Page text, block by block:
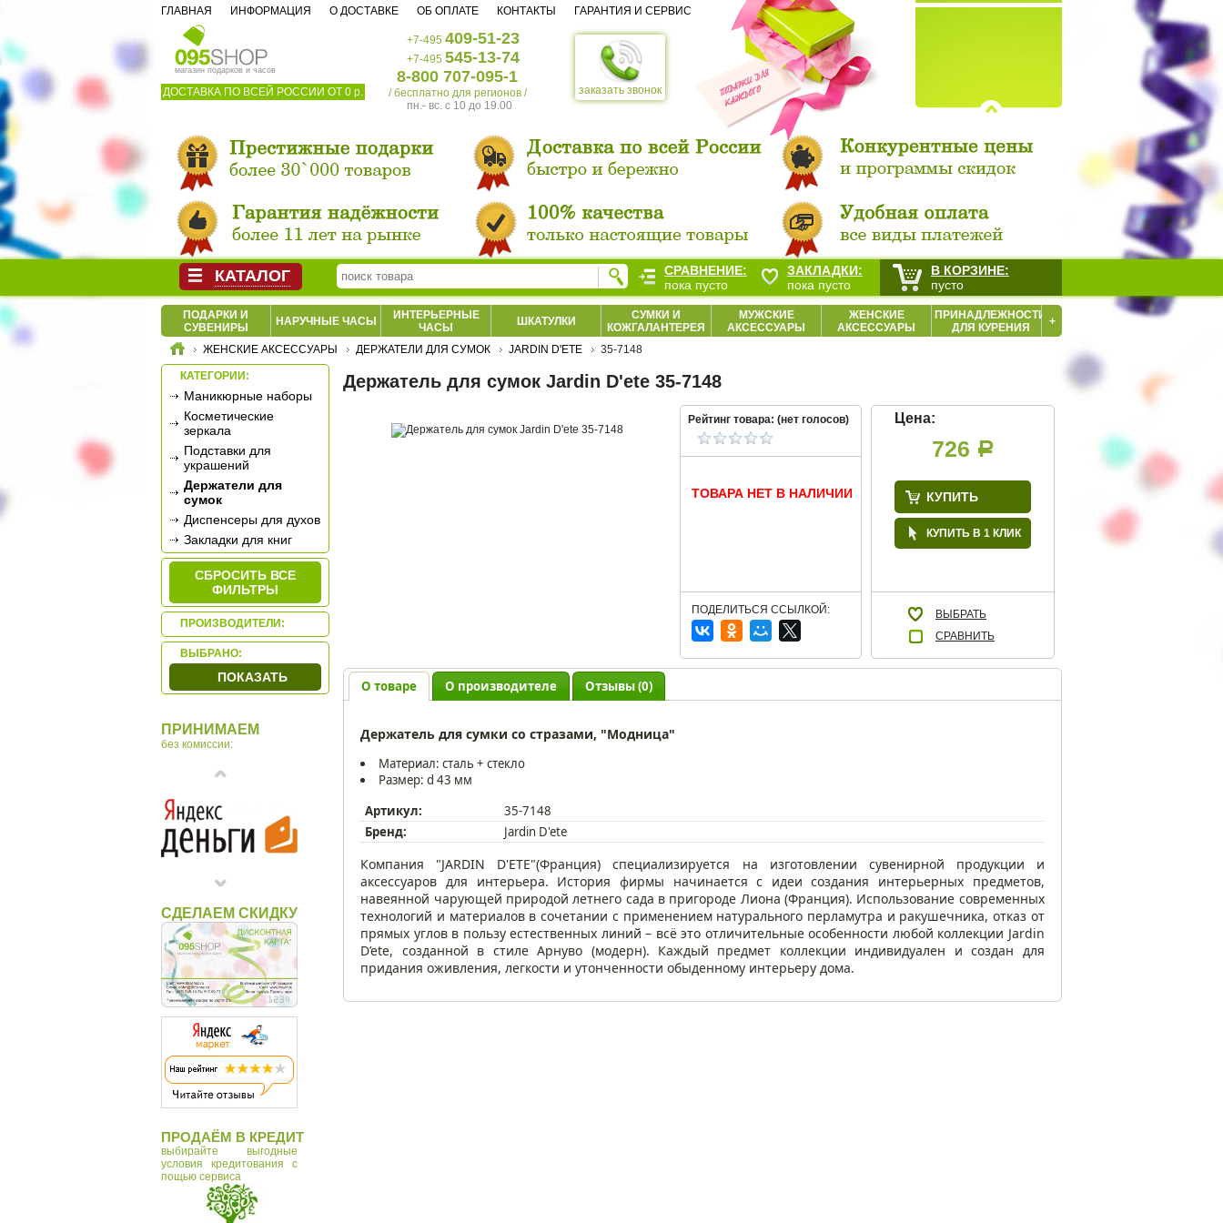
магазин подарков и часов
ДОСТАВКА ПО ВСЕЙ РОССИИ ОТ 0 р. заказать звонок
+7-495 409-51-23
+7-495 545-13-74
8-800 707-095-1
/ бесплатно для регионов /
пн.- вс. c 10 до 19.00
ГЛАВНАЯ ИНФОРМАЦИЯ О ДОСТАВКЕ ОБ ОПЛАТЕ КОНТАКТЫ ГАРАНТИЯ И СЕРВИС
ПОДАРКИ И
СУВЕНИРЫ
НАРУЧНЫЕ ЧАСЫ
ИНТЕРЬЕРНЫЕ
ЧАСЫ
ШКАТУЛКИ
СУМКИ И
КОЖГАЛАНТЕРЕЯ
МУЖСКИЕ
АКСЕССУАРЫ
ЖЕНСКИЕ
АКСЕССУАРЫ
ПРИНАДЛЕЖНОСТИ
ДЛЯ КУРЕНИЯ
+
ЖЕНСКИЕ АКСЕССУАРЫ ДЕРЖАТЕЛИ ДЛЯ СУМОК JARDIN D'ETE 35-7148
КАТЕГОРИИ:
Маникюрные наборы
Косметические
зеркала
Подставки для
украшений
Держатели для
сумок
Диспенсеры для духов
Закладки для книг
СБРОСИТЬ ВСЕ
ФИЛЬТРЫ
ПРОИЗВОДИТЕЛИ:
ВЫБРАНО:
ПОКАЗАТЬ
ПРИНИМАЕМ
без комиссии:
СДЕЛАЕМ СКИДКУ
ПРОДАЁМ В КРЕДИТ
выбирайте выгодные
условия кредитования с
пощью сервиса
Держатель для сумок Jardin D'ete 35-7148
Рейтинг товара: (нет голосов)
ТОВАРА НЕТ В НАЛИЧИИ
ПОДЕЛИТЬСЯ ССЫЛКОЙ:
Цена:
726 Р
КУПИТЬ
КУПИТЬ В 1 КЛИК
ВЫБРАТЬ
СРАВНИТЬ
О товаре О производителе Отзывы (0)
Держатель для сумки со стразами, "Модница"
Материал: сталь + стекло
Размер: d 43 мм
Артикул:
35-7148
Бренд:
Jardin D'ete
Компания "JARDIN D'ETE"(Франция) специализируется на изготовлении сувенирной продукции и
аксессуаров для интерьера. История фирмы начинается с идеи создания интерьерных предметов,
навеянной чарующей природой летнего сада в пригороде Лиона (Франция). Использование современных
технологий и материалов в сочетании с применением натурального перламутра и ракушечника, отказ от
прямых углов в пользу естественных линий – всё это отличительные особенности любой коллекции Jardin
D’ete, созданной в стиле Арнуво (модерн). Каждый предмет коллекции индивидуален и создан для
придания оживления, легкости и утонченности обыденному интерьеру дома.
КАТАЛОГ
СРАВНЕНИЕ:
пока пусто
ЗАКЛАДКИ:
пока пусто
В КОРЗИНЕ:
пусто